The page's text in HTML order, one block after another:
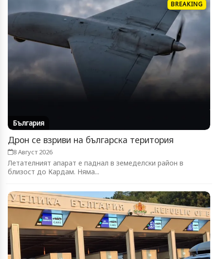
BREAKING
България
Дрон се взриви на българска територия
8 Август 2026
Летателният апарат е паднал в земеделски район в
близост до Кардам. Няма...